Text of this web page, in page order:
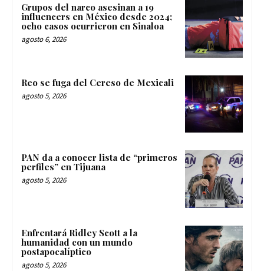
Grupos del narco asesinan a 19
influencers en México desde 2024;
ocho casos ocurrieron en Sinaloa
agosto 6, 2026
Reo se fuga del Cereso de Mexicali
agosto 5, 2026
PAN da a conocer lista de “primeros
perfiles” en Tijuana
agosto 5, 2026
Enfrentará Ridley Scott a la
humanidad con un mundo
postapocalíptico
agosto 5, 2026